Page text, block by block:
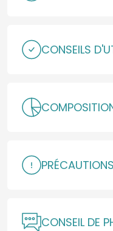
CONSEILS
CONSEIL DE